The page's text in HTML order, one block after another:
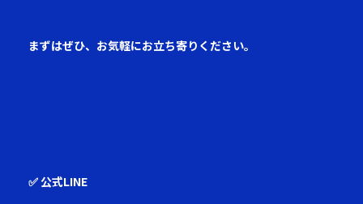
まずはぜひ、お気軽にお立ち寄りください。
✅ 公式LINE